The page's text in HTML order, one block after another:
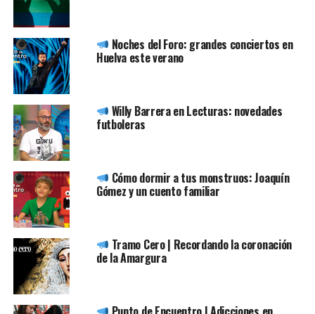
Noches del Foro: grandes conciertos en
Huelva este verano
Willy Barrera en Lecturas: novedades
futboleras
Cómo dormir a tus monstruos: Joaquín
Gómez y un cuento familiar
Tramo Cero | Recordando la coronación
de la Amargura